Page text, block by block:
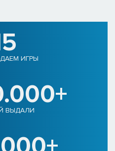
ИГРЫ
ВЫДАЛИ